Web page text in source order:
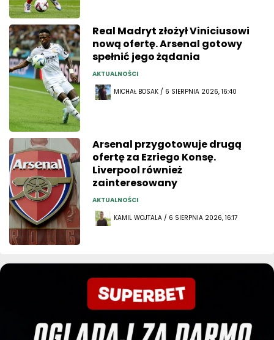
Real Madryt złożył Viniciusowi
nową ofertę. Arsenal gotowy
spełnić jego żądania
AKTUALNOŚCI
MICHAŁ BOSAK / 6 SIERPNIA 2026, 16:40
Arsenal przygotowuje drugą
ofertę za Ezriego Konsę.
Liverpool również
zainteresowany
AKTUALNOŚCI
KAMIL WOJTALA / 6 SIERPNIA 2026, 16:17